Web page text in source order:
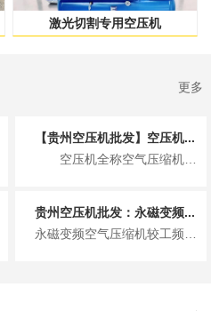
激光切割专用空压机
更多
【贵州空压机批发】空压机...
空压机全称空气压缩机，核心作用是将常压空气压缩为高压空气，把电能转...
贵州空压机批发：永磁变频...
永磁变频空气压缩机较工频空气压缩机有什么优点呢，永磁变频空压机的特性! 1)永磁变频空气压缩机节能效果...